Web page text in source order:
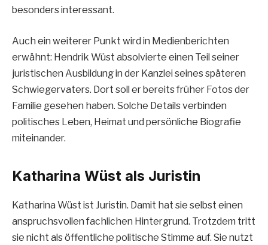
besonders interessant.
Auch ein weiterer Punkt wird in Medienberichten
erwähnt: Hendrik Wüst absolvierte einen Teil seiner
juristischen Ausbildung in der Kanzlei seines späteren
Schwiegervaters. Dort soll er bereits früher Fotos der
Familie gesehen haben. Solche Details verbinden
politisches Leben, Heimat und persönliche Biografie
miteinander.
Katharina Wüst als Juristin
Katharina Wüst ist Juristin. Damit hat sie selbst einen
anspruchsvollen fachlichen Hintergrund. Trotzdem tritt
sie nicht als öffentliche politische Stimme auf. Sie nutzt